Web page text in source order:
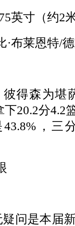
英寸（约2米
·布莱恩特/
彼得森为
下20.2分4.2
，三
问是本届